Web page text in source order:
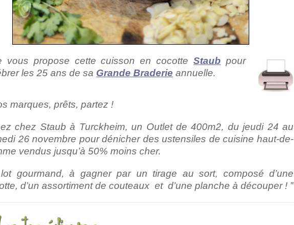
vous propose cette cuisson en cocotteStaub pour
les 25 ans de sa Grande Braderie annuelle.
marques, prêts, partez !
chez Staub à Turckheim, un Outlet de 400m2, du jeudi 24 au
26 novembre pour dénicher des ustensiles de cuisine haut-de-
vendus jusqu’à 50% moins cher.
gourmand, à gagner par un tirage au sort, composé d’une
d’un assortiment de couteaux et d’une planche à découper ! ”